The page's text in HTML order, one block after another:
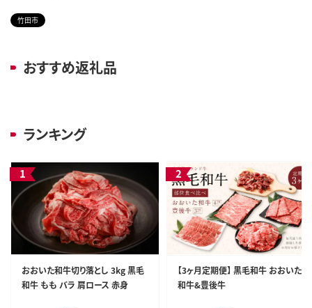
竹田市
おすすめ返礼品
ランキング
おおいた和牛切り落とし 3kg 黒毛
和牛 もも バラ 肩ロース 赤身
【3ヶ月定期便】 黒毛和牛 おおいた
和牛&豊後牛